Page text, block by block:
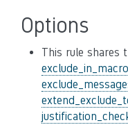
Options
This rule shares